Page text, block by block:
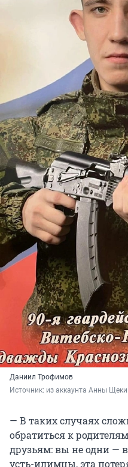
Даниил Трофимов
Источник: из аккаунта Анны
— В таких случаях
обратиться к
друзьям: вы не одни —
усть-илимцы, эта